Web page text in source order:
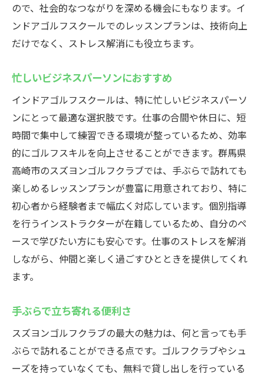
ので、社会的なつながりを深める機会にもなります。イ
ンドアゴルフスクールでのレッスンプランは、技術向上
だけでなく、ストレス解消にも役立ちます。
忙しいビジネスパーソンにおすすめ
インドアゴルフスクールは、特に忙しいビジネスパーソ
ンにとって最適な選択肢です。仕事の合間や休日に、短
時間で集中して練習できる環境が整っているため、効率
的にゴルフスキルを向上させることができます。群馬県
高崎市のスズヨンゴルフクラブでは、手ぶらで訪れても
楽しめるレッスンプランが豊富に用意されており、特に
初心者から経験者まで幅広く対応しています。個別指導
を行うインストラクターが在籍しているため、自分のペ
ースで学びたい方にも安心です。仕事のストレスを解消
しながら、仲間と楽しく過ごすひとときを提供してくれ
ます。
手ぶらで立ち寄れる便利さ
スズヨンゴルフクラブの最大の魅力は、何と言っても手
ぶらで訪れることができる点です。ゴルフクラブやシュ
ーズを持っていなくても、無料で貸し出しを行っている